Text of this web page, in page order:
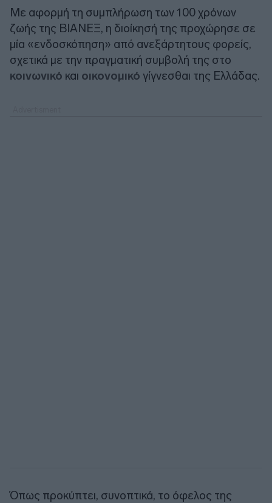
Με αφορμή τη συμπλήρωση των 100 χρόνων
ζωής της ΒΙΑΝΕΞ, η διοίκησή της προχώρησε σε
μία «ενδοσκόπηση» από ανεξάρτητους φορείς,
σχετικά με την πραγματική συμβολή της στο
κοινωνικό και οικονομικό γίγνεσθαι της Ελλάδας.
Όπως προκύπτει, συνοπτικά, το όφελος της